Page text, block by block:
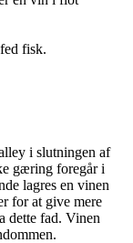
fisk.
i slutningen af
gæring foregår i
lagres en vinen
for at give mere
dette fad. Vinen